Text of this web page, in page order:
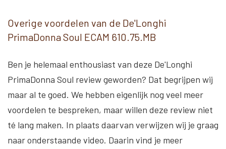
Overige voordelen van de De'Longhi
PrimaDonna Soul ECAM 610.75.MB
Ben je helemaal enthousiast van deze De'Longhi
PrimaDonna Soul review geworden? Dat begrijpen wij
maar al te goed. We hebben eigenlijk nog veel meer
voordelen te bespreken, maar willen deze review niet
té lang maken. In plaats daarvan verwijzen wij je graag
naar onderstaande video. Daarin vind je meer